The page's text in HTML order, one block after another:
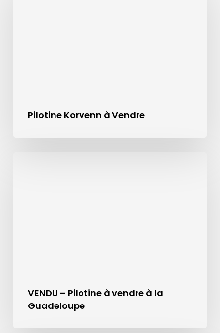
Pilotine Korvenn à Vendre
VENDU – Pilotine à vendre à la
Guadeloupe